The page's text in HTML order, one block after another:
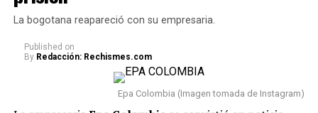
pic.twitter.com/jCcofB0ARS
— Colombia Oscura
(@ColombiaOscura)
vida real, re veló cómo se encuentra actualmente su
“Van dos meses. Hoy, después
de dos meses, estoy
La bogotana reapareció con su empresaria.
Published on
By Redacción: Rechismes.com
Epa Colombia (Imagen tomada de Instagram)